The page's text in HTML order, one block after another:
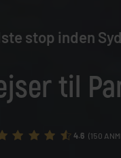
til
stop inden
4.6 (150